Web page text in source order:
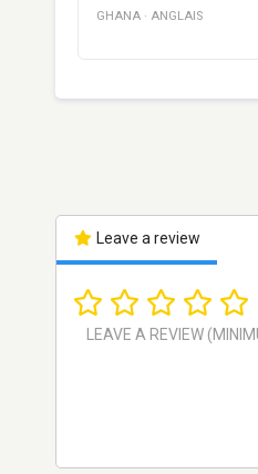
GHANA · ANGLAIS
Leave a review